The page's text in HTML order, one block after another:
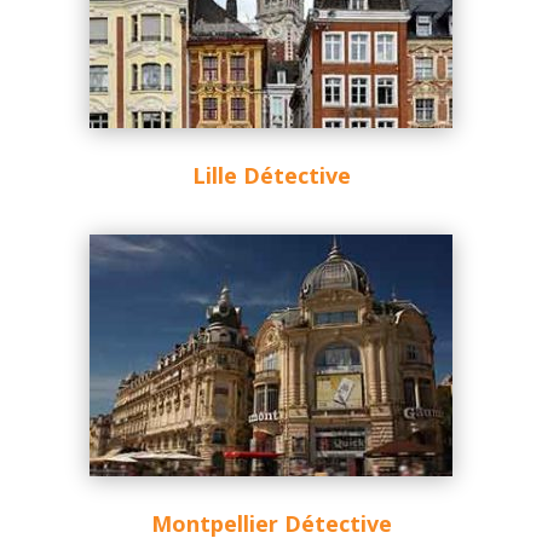
Lille Détective
Montpellier Détective